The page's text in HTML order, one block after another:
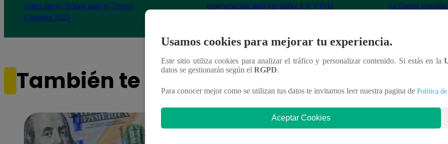
como nuevo fichaje para el Torneo
Clausura 2025
programación para ver fútbol EN VIVO
ya fueron
También te puede interesar
Usamos cookies para mejorar tu experiencia.
Este sitio utiliza cookies para analizar el tráfico y personalizar contenido. Si estás en la
datos se gestionarán según el RGPD.
Para conocer mejor como se utilizan tus datos te invitamos leer nuestra pagina de Política
Aceptar Cookies